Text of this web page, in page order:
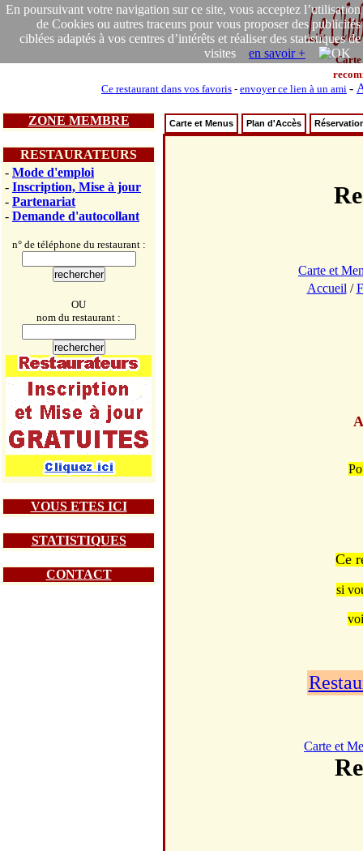
En poursuivant votre navigation sur ce site, vous acceptez l’utilisation
de Cookies ou autres traceurs pour vous proposer des publicités
ciblées adaptés à vos centres d’intérêts et réaliser des statistiques de
visites en savoir +
Carte
Ce restaurant dans vos favoris - envoyer ce lien à un ami -
ZONE MEMBRE
RESTAURATEURS
- Mode d'emploi
- Inscription, Mise à jour
- Partenariat
- Demande d'autocollant
n° de téléphone du restaurant :
OU
nom du restaurant :
VOUS ETES ICI
STATISTIQUES
CONTACT
Carte et Menus Plan d'Accès
Carte et
Accueil /
Ce
si
Carte et